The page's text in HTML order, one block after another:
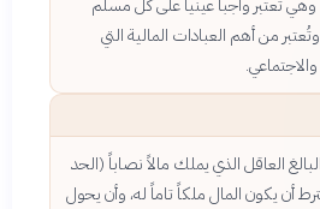
وهي تعتبر واجباً عينياً على كل مسلم
من أهم العبادات المالية التي
العاقل الذي يملك مالاً نصاباً (الحد
أن يكون المال ملكاً تاماً له، وأن يحول